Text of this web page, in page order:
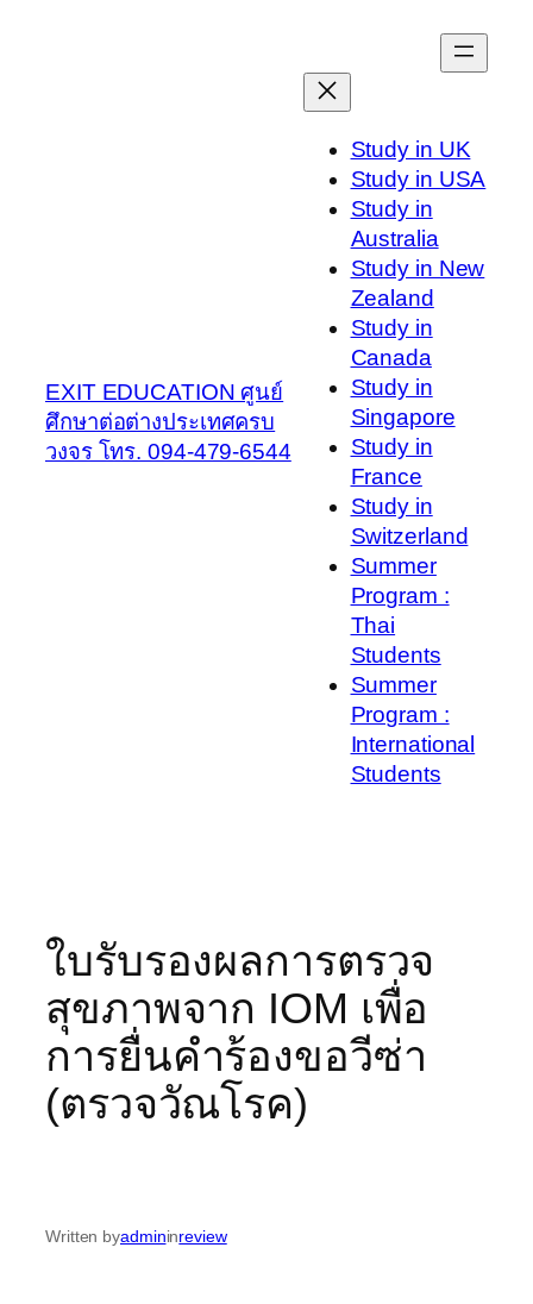
EXIT EDUCATION ศูนย์
ศึกษาต่อต่างประเทศครบ
วงจร โทร. 094-479-6544
Study in UK
Study in USA
Study in
Australia
Study in New
Zealand
Study in
Canada
Study in
Singapore
Study in
France
Study in
Switzerland
Summer
Program :
Thai
Students
Summer
Program :
International
Students
ใบรับรองผลการตรวจ
สุขภาพจาก IOM เพื่อ
การยื่นคำร้องขอวีซ่า
(ตรวจวัณโรค)
Written byadmininreview